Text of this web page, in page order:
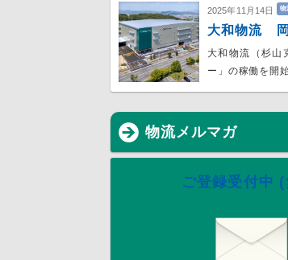
2025年11月14日 物
大和物流 岡
大和物流（杉山
ー」の稼働を開
物流メルマガ
ご登録受付中 (